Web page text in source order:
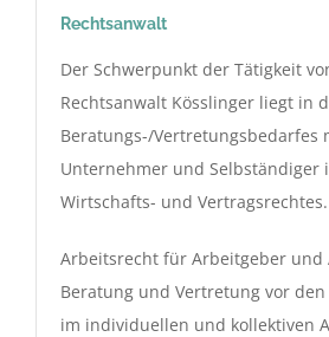
Rechtsanwalt
Der Schwerpunkt der Tätigkeit
Rechtsanwalt Kösslinger liegt in
Beratungs-/Vertretungsbedarfes
Unternehmer und Selbständiger
Wirtschafts- und Vertragsrechtes.
Arbeitsrecht für Arbeitgeber und
Beratung und Vertretung vor
im individuellen und kollektiven